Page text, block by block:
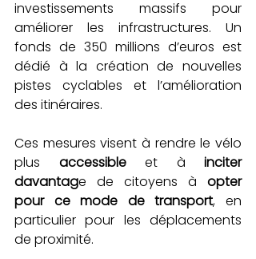
investissements massifs pour
améliorer les infrastructures. Un
fonds de 350 millions d’euros est
dédié à la création de nouvelles
pistes cyclables et l’amélioration
des itinéraires.
Ces mesures visent à rendre le vélo
plus accessible et à inciter
davantage de citoyens à opter
pour ce mode de transport, en
particulier pour les déplacements
de proximité.